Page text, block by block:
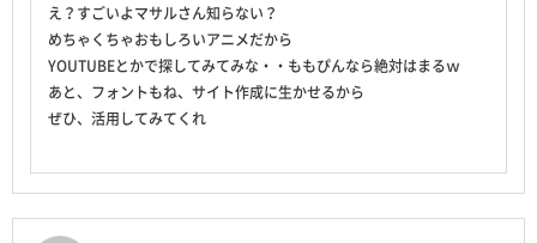
え？すごいよマサルさん知らない？
めちゃくちゃおもしろいアニメだから
YOUTUBEとかで探してみてみな・・ももぴんなら絶対はまるｗ
あと、フォントもね、サイト作成に生かせるから
ぜひ、活用してみてくれ